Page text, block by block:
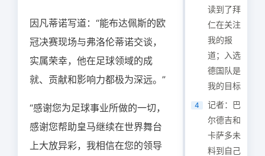
因凡蒂诺写道：“能布达佩斯的欧
冠决赛现场与弗洛伦蒂诺交谈，
实属荣幸，他在足球领域的成
就、贡献和影响力都极为深远。”
“感谢您为足球事业所做的一切，
感谢您帮助皇马继续在世界舞台
上大放异彩，我相信在您的领导
读到了拜
仁在关注
我的报
道；入选
德国队是
我的目标
4
记者：巴
尔德吉和
卡萨多未
料到自己